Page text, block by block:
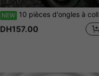
NEW 10 pièces d'ongles à coller faits main, forme carrée courte européenne, style de fruits colorés pour la veille d'Halloween, base dégradée macaron multicolore, décorés avec cerise 3D, fleur blanche, nuage peint à la main, pois, étoile et paillettes en forme de cœur, design énergique mignon et jeune, convient pour les sorties de vacances, les rendez-vous, les trajets quotidiens, comprend des outils de nail art, cadeau parfait pour les femmes et les filles
DH157.00